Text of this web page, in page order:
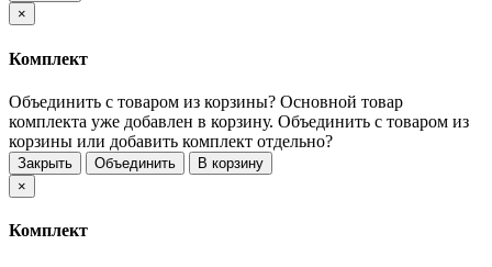
×
Комплект
Объединить с товаром из корзины? Основной товар
комплекта уже добавлен в корзину. Объединить с товаром из
корзины или добавить комплект отдельно?
Закрыть Объединить
В корзину
×
Комплект